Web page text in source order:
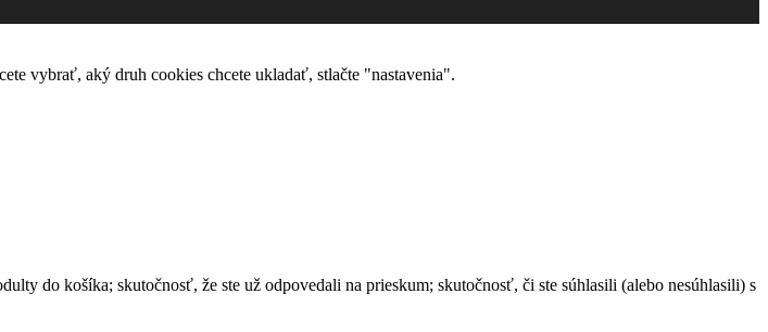
vybrať, aký druh cookies chcete ukladať, stlačte "nastavenia".
do košíka; skutočnosť, že ste už odpovedali na prieskum; skutočnosť, či ste súhlasili (alebo nesúhlasili) s